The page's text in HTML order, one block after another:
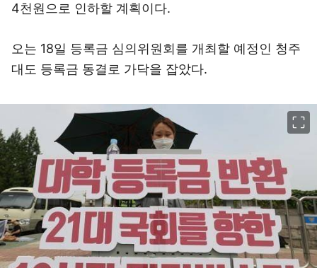
4천원으로 인하할 계획이다.
오는 18일 등록금 심의위원회를 개최할 예정인 청주
대도 등록금 동결로 가닥을 잡았다.